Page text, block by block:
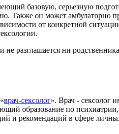
базовую, серьезную
Также он может амбулаторно
от конкретной
разглашается ни
врач-сексолог». Врач - сексолог
образование по
и рекомендаций в сфере